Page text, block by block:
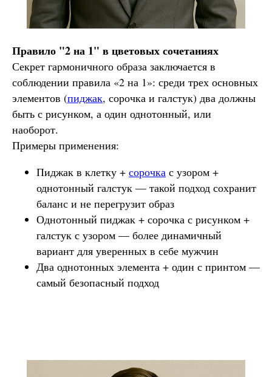
Правило "2 на 1" в цветовых сочетаниях
Секрет гармоничного образа заключается в
соблюдении правила «2 на 1»: среди трех основных
элементов (пиджак, сорочка и галстук) два должны
быть с рисунком, а один однотонный, или
наоборот.
Примеры применения:
Пиджак в клетку + сорочка с узором +
однотонный галстук — такой подход сохранит
баланс и не перегрузит образ
Однотонный пиджак + сорочка с рисунком +
галстук с узором — более динамичный
вариант для уверенных в себе мужчин
Два однотонных элемента + один с принтом —
самый безопасный подход